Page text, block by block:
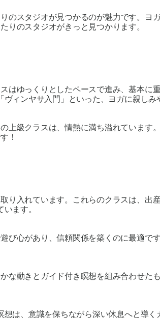
のスタジオが見つかるのが魅力です。ヨ
りのスタジオがきっと見つかります。
ゆっくりとしたペースで進み、基本に
ィンヤサ入門」といった、ヨガに親しみ
上級クラスは、情熱に満ち溢れています
！
り入れています。これらのクラスは、出
ます。
心があり、信頼関係を築くのに最適で
動きとガイド付き瞑想を組み合わせた
は、意識を保ちながら深い休息へと導